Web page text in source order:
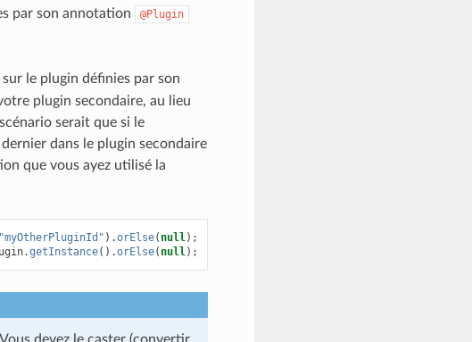
par son annotation @Plugin
le plugin définies par son
plugin secondaire, au lieu
serait que si le
dans le plugin secondaire
que vous ayez utilisé la
"myOtherPluginId" ).orElse( null);
.getInstance().orElse( null);